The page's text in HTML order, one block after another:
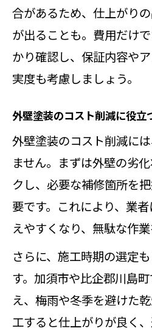
合があるため、仕上がり
が出ることも。費用だけ
かり確認し、保証内容や
実度も考慮しましょう。
外壁塗装のコスト削減に役立
外壁塗装のコスト削減に
ません。まずは外壁の劣
クし、必要な補修箇所を
要です。これにより、業
えやすくなり、無駄な作業
さらに、施工時期の選定
す。加須市や比企郡川島
え、梅雨や冬季を避けた
工すると仕上がりが良く